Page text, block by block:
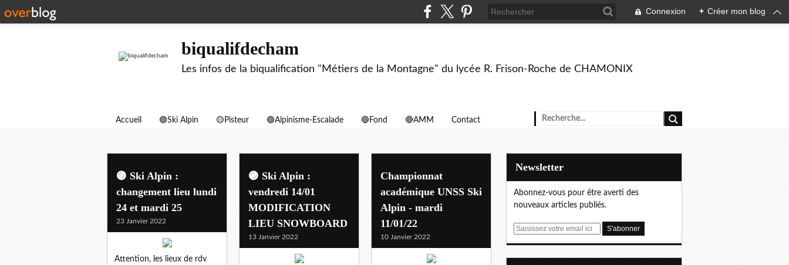
Connexion + Créer mon blog
biqualifdecham
Les infos de la biqualification "Métiers de la Montagne" du lycée R. Frison-Roche de CHAMONIX
Accueil 🟣Ski Alpin 🟡Pisteur 🟢Alpinisme-Escalade 🔵Fond 🔴AMM Contact
biqualifski
🟣 Ski Alpin :
changement lieu lundi
24 et mardi 25
23 Janvier 2022
Attention, les lieux de rdv
🟣 Ski Alpin :
vendredi 14/01
MODIFICATION
LIEU SNOWBOARD
13 Janvier 2022
Championnat
académique UNSS Ski
Alpin - mardi
11/01/22
10 Janvier 2022
Newsletter
Abonnez-vous pour être averti des
nouveaux articles publiés.
E